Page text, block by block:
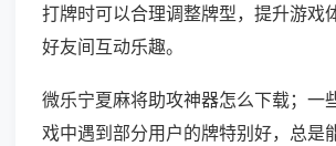
打牌时可以合理调整牌型，提升游戏
好友间互动乐趣。
微乐宁夏麻将助攻神器怎么下载；一
戏中遇到部分用户的牌特别好，总是